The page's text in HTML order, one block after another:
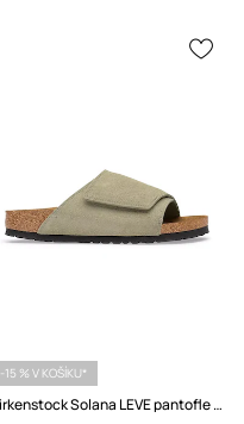
-15 % V KOŠÍKU*
Birkenstock Solana LEVE pantofle pánské semišové